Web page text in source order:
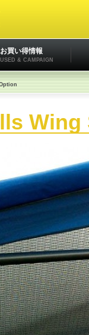
お買い得情報
USED & CAMPAIGN
Wing